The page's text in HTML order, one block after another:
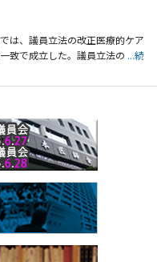
は、議員立法の改正医療的ケア
致で成立した。議員立法の ...続